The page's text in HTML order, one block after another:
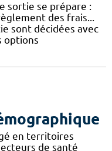
sortie se prépare :
des frais...
sont décidées avec
options
en territoires
de santé